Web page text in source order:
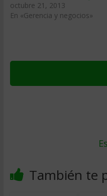
octubre 21, 2013
En «Gerencia y negocios»
También te